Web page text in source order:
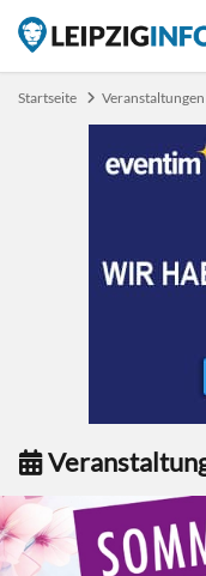
Startseite Veranstaltungen